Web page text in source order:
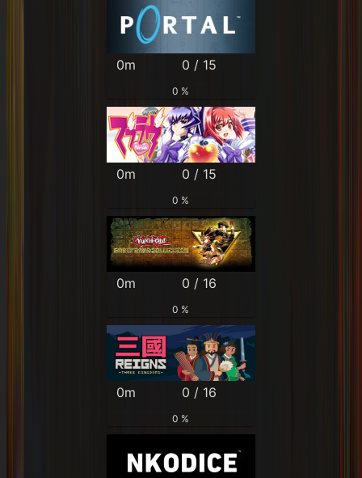
0m 0 / 15
0 %
0m 0 / 15
0 %
0m 0 / 16
0 %
0m 0 / 16
0 %